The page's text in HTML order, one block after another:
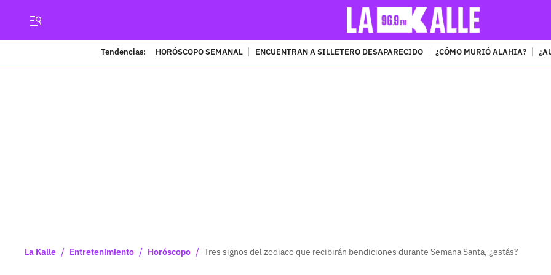
Tendencias: HORÓSCOPO SEMANAL ENCUENTRAN A SILLETERO DESAPARECIDO ¿CÓMO MURIÓ ALAHIA?
La Kalle / Entretenimiento / Horóscopo / Tres signos del zodiaco que recibirán bendiciones durante Semana Santa, ¿estás?